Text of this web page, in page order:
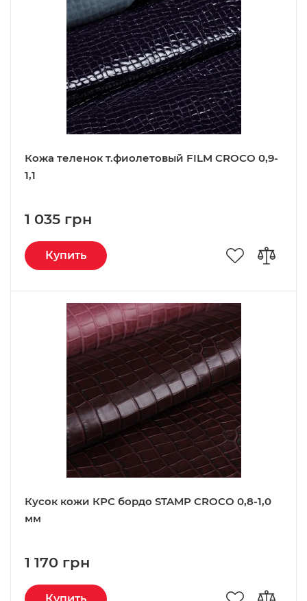
Кожа теленок т.фиолетовый FILM CROCO 0,9-
1,1
1 035 грн
Купить
Кусок кожи КРС бордо STAMP CROCO 0,8-1,0
мм
1 170 грн